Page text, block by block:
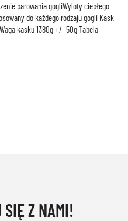
parowania gogliWyloty ciepłego
do każdego rodzaju gogli Kask
kasku 1380g +/- 50g Tabela
Z NAMI!